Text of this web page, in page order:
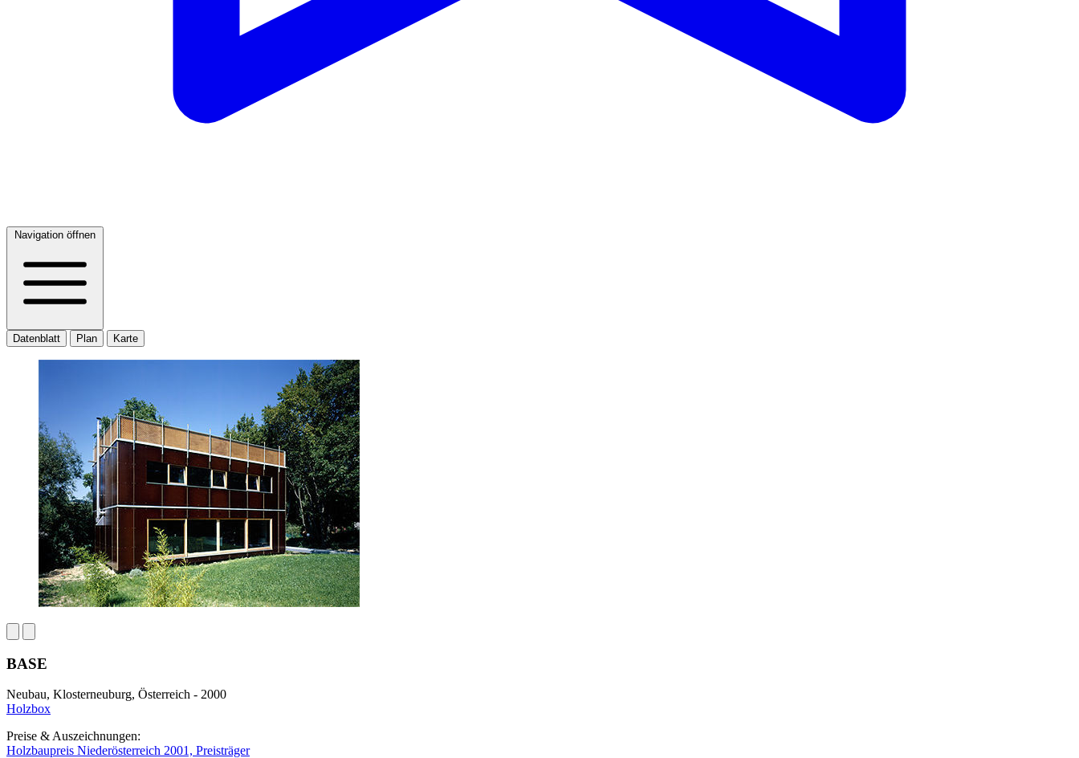
Navigation öffnen
Datenblatt Plan Karte
BASE
Neubau, Klosterneuburg, Österreich - 2000
Holzbox
Preise & Auszeichnungen:
Holzbaupreis Niederösterreich 2001, Preisträger